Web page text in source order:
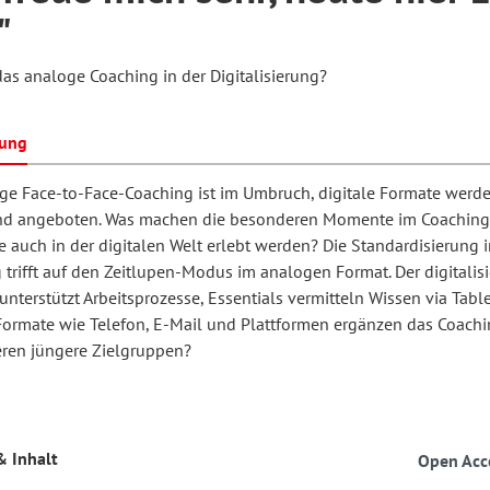
Schule und Unterricht
Arbeit
und
Erwachsenenbildung
für
analoge Coaching in der Digitalisierung?
Face-to-Face-Coaching ist im Umbruch, digitale Formate
angeboten. Was machen die besonderen Momente im
auch in der digitalen Welt erlebt werden? Die Standardisierung
trifft auf den Zeitlupen-Modus im analogen Format. Der
Arbeitsprozesse, Essentials vermitteln Wissen via
wie Telefon, E-Mail und Plattformen ergänzen das
jüngere Zielgruppen?
Inhalt Open